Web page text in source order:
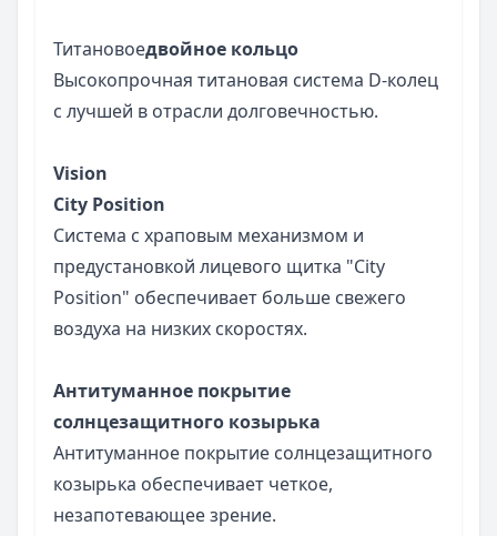
Титановоедвойное кольцо
Высокопрочная титановая система D-колец
с лучшей в отрасли долговечностью.
Vision
City Position
Система с храповым механизмом и
предустановкой лицевого щитка "City
Position" обеспечивает больше свежего
воздуха на низких скоростях.
Антитуманное покрытие
солнцезащитного козырька
Антитуманное покрытие солнцезащитного
козырька обеспечивает четкое,
незапотевающее зрение.